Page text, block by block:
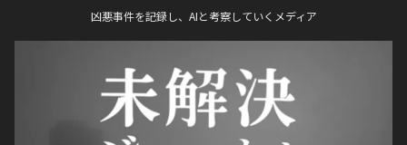
凶悪事件を記録し、AIと考察していくメディア